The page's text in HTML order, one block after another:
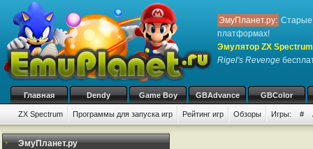
ЭмуПланет.ру: Старые
платформах!
Эмулятор ZX
Rigel's Revenge
Главная Dendy Game Boy GBAdvance GBColor
ZX Spectrum Программы для запуска игр Рейтинг игр Обзоры Игры: #
ЭмуПланет.ру